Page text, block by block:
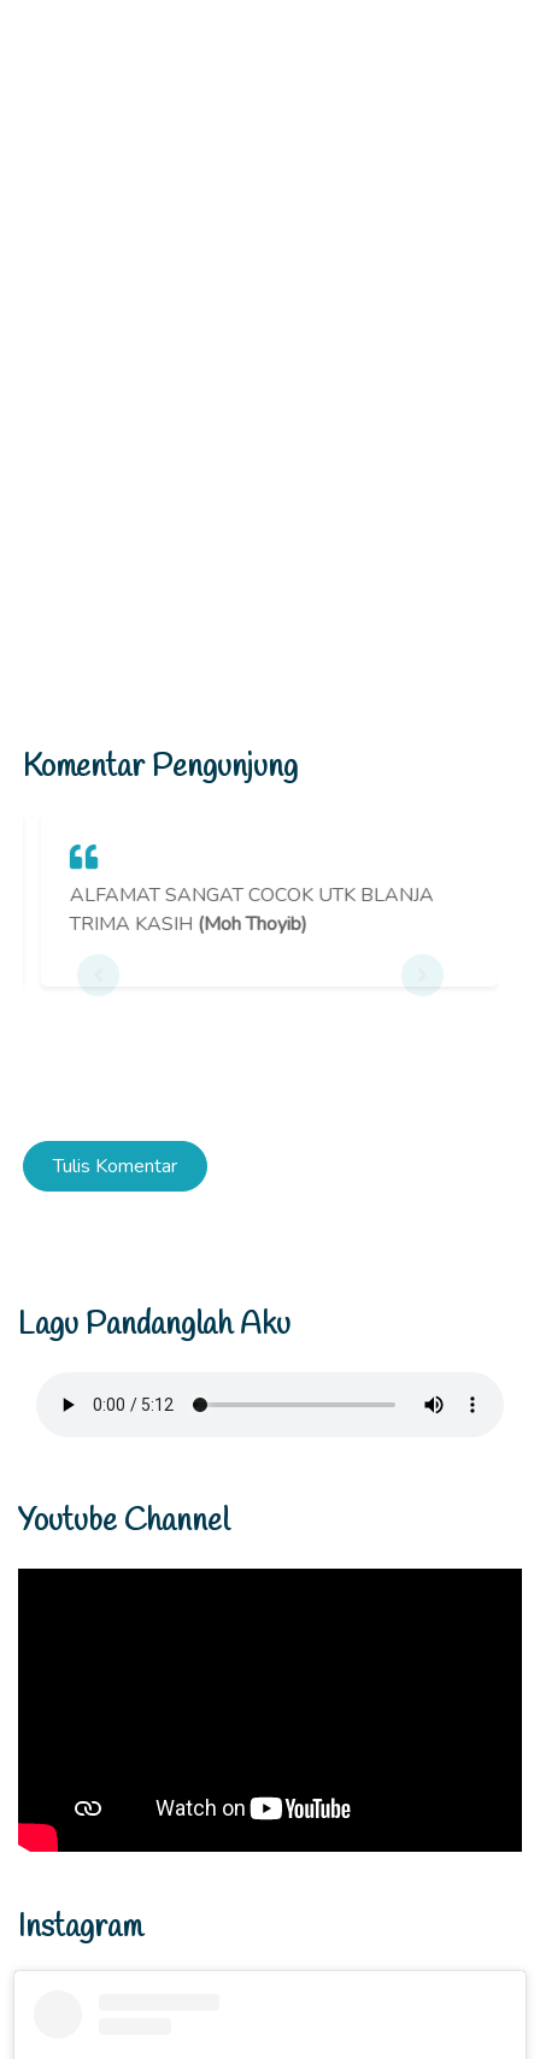
Komentar Pengunjung
ALFAMAT SANGAT COCOK UTK BLANJA
TRIMA KASIH(Moh Thoyib)
Tulis Komentar
Lagu Pandanglah Aku
Youtube Channel
Instagram